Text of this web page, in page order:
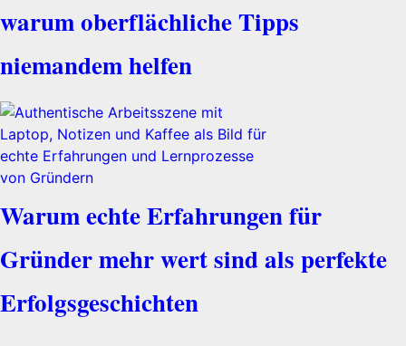
warum oberflächliche Tipps
niemandem helfen
Warum echte Erfahrungen für
Gründer mehr wert sind als perfekte
Erfolgsgeschichten